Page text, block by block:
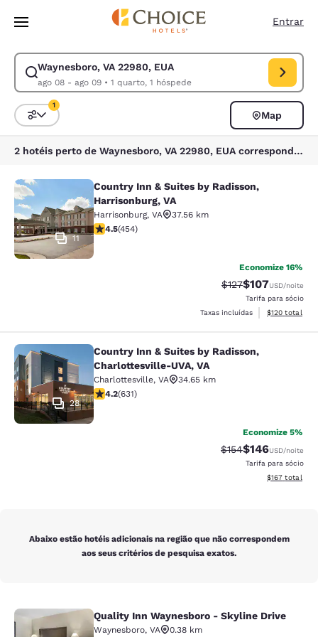
Pular Para Conteúdo Principal
Entrar
Waynesboro, VA 22980, EUA
ago 08 - ago 09• 1 quarto, 1 hóspede
Modificar pesquisa para Waynesboro, VA 22980, EUA. Data de check-
Classificar e filtrar
1
Map
2 hotéis perto de Waynesboro, VA 22980, EUA correspondem aos seus filtros
Country Inn & Suites by Radisson,
11
Country Inn & Suites by Radisson,
Harrisonburg, VA
Harrisonburg, VA
37.56 km
classificação 4.5 estrelas. Excelente. 454 avaliações
4.5(454)
Economize 16%
Tarifa anterior
$127Tarifa com
$107USD/noite
Tarifa para sócio
Taxas incluídas
Exibir
$120 total
Country Inn & Suites by Radisson,
28
Country Inn & Suites by Radisson,
Charlottesville-UVA, VA
Charlottesville, VA
34.65 km
classificação 4.21 estrelas. Excelente. 631 avaliações
4.2(631)
Economize 5%
Tarifa anterior
$154Tarifa com
$146USD/noite
Tarifa para sócio
Exibir
$167 total
Abaixo estão hotéis adicionais na região que não correspondem
aos seus critérios de pesquisa exatos.
Quality Inn Waynesboro - Skyline
Quality Inn Waynesboro - Skyline Drive
Waynesboro, VA
0.38 km